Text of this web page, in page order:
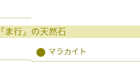
「ま行」の天然石
● マラカイト